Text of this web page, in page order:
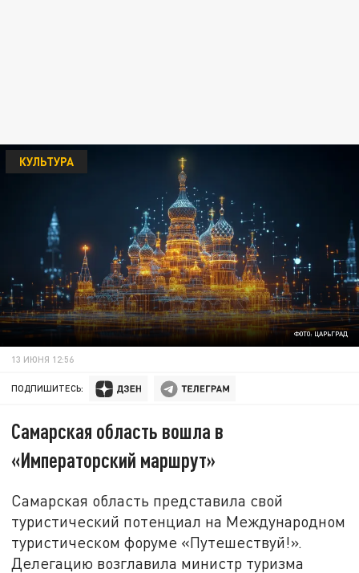
ФОТО: ЦАРЬГРАД
КУЛЬТУРА
13 ИЮНЯ 12:56
ПОДПИШИТЕСЬ:
Самарская область вошла в
«Императорский маршрут»
Самарская область представила свой
туристический потенциал на Международном
туристическом форуме «Путешествуй!».
Делегацию возглавила министр туризма